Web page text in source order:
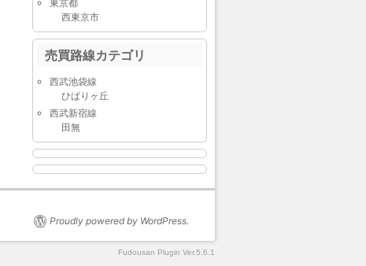
東京都
西東京市
売買路線カテゴリ
西武池袋線
ひばりヶ丘
西武新宿線
田無
Proudly powered by WordPress.
Fudousan Plugin Ver.5.6.1